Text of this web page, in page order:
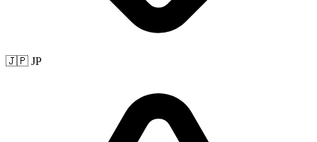
🇯🇵 JP